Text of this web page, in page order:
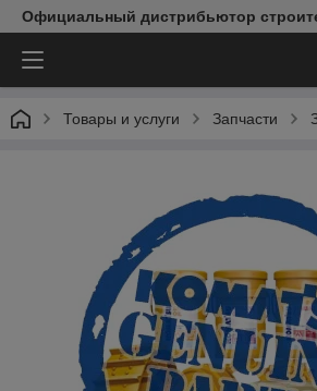
Официальный дистрибьютор
Товары и услуги Запчасти